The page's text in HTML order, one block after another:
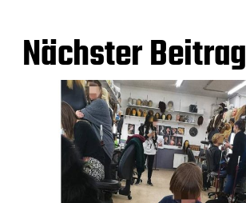
Nächster Beitrag